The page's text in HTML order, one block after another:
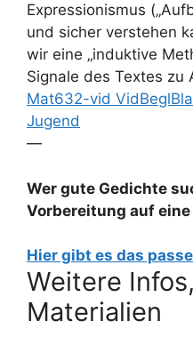
Expressionismus
und sicher verstehen
wir eine „induktive
Signale des Textes zu
Mat632-vid
Jugend
—
Wer gute Gedichte
Vorbereitung auf eine
Hier gibt es das
Weitere
Materialien